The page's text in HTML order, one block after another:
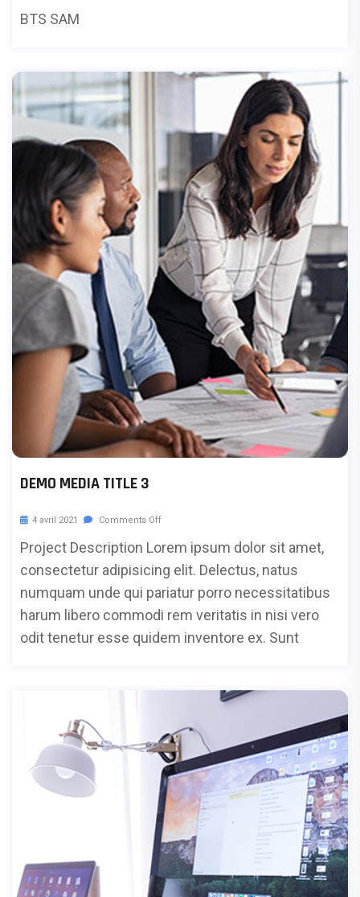
BTS SAM
DEMO MEDIA TITLE 3
4 avril 2021 Comments Off
Project Description Lorem ipsum dolor sit amet,
consectetur adipisicing elit. Delectus, natus
numquam unde qui pariatur porro necessitatibus
harum libero commodi rem veritatis in nisi vero
odit tenetur esse quidem inventore ex. Sunt